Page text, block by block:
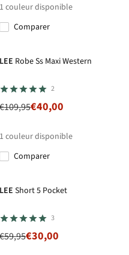
1 couleur disponible
Comparer
LEE Robe Ss Maxi Western
2
€109,95€40,00
1 couleur disponible
Comparer
LEE Short 5 Pocket
3
€59,95€30,00